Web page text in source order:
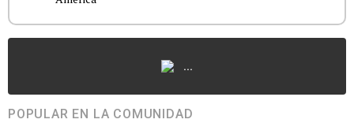
...
POPULAR EN LA COMUNIDAD